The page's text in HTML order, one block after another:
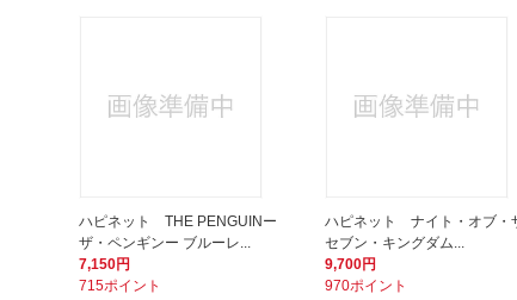
ハピネット THE PENGUINー
ザ・ペンギンー ブルーレ...
7,150円
715ポイント
ハピネット ナイト・オブ・
セブン・キングダム...
9,700円
970ポイント